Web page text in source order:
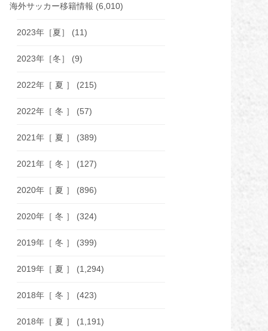
海外サッカー移籍情報 (6,010)
2023年［夏］ (11)
2023年［冬］ (9)
2022年［ 夏 ］ (215)
2022年［ 冬 ］ (57)
2021年［ 夏 ］ (389)
2021年［ 冬 ］ (127)
2020年［ 夏 ］ (896)
2020年［ 冬 ］ (324)
2019年［ 冬 ］ (399)
2019年［ 夏 ］ (1,294)
2018年［ 冬 ］ (423)
2018年［ 夏 ］ (1,191)